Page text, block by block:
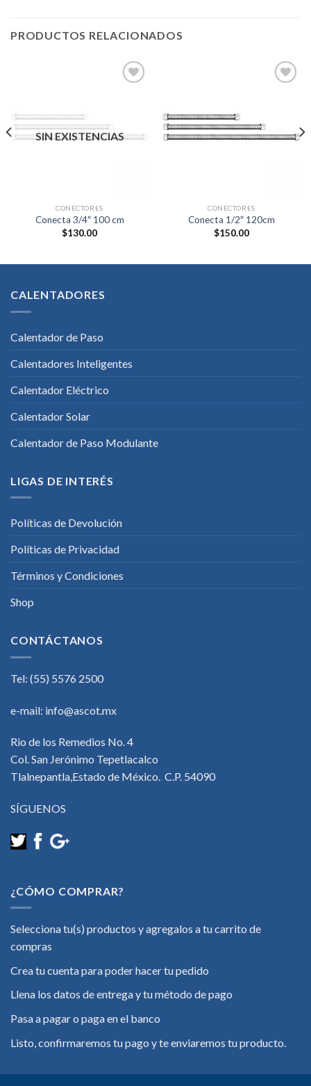
PRODUCTOS RELACIONADOS
lista de
SIN EXISTENCIAS
CONECTORES
Conecta 3/4″ 100 cm
$130.00
lista de
CONECTORES
Conecta 1/2″ 120cm
$150.00
CALENTADORES
Calentador de Paso
Calentadores Inteligentes
Calentador Eléctrico
Calentador Solar
Calentador de Paso Modulante
LIGAS DE INTERÉS
Políticas de Devolución
Políticas de Privacidad
Términos y Condiciones
Shop
CONTÁCTANOS
Tel: (55) 5576 2500
e-mail: info@ascot.mx
Rio de los Remedios No. 4
Col. San Jerónimo Tepetlacalco
Tlalnepantla,Estado de México. C.P. 54090
SÍGUENOS
¿CÓMO COMPRAR?
Selecciona tu(s) productos y agregalos a tu carrito de
compras
Crea tu cuenta para poder hacer tu pedido
Llena los datos de entrega y tu método de pago
Pasa a pagar o paga en el banco
Listo, confirmaremos tu pago y te enviaremos tu producto.